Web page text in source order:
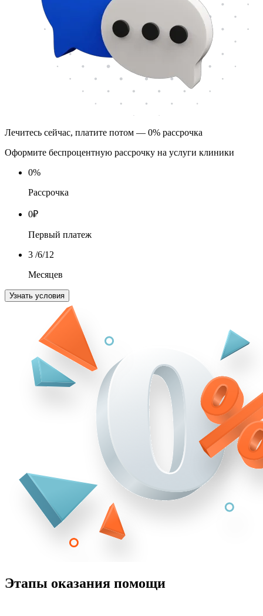
Лечитесь сейчас, платите потом — 0% рассрочка
Оформите беспроцентную рассрочку на услуги клиники
0%
Рассрочка
0₽
Первый платеж
3 /6/12
Месяцев
Узнать условия
Этапы оказания помощи